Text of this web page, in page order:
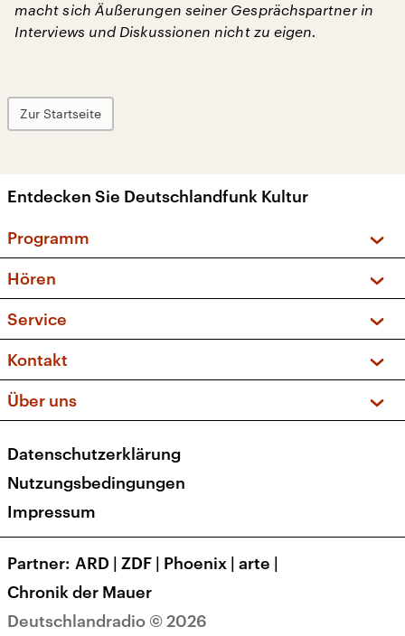
macht sich Äußerungen seiner Gesprächspartner in
Interviews und Diskussionen nicht zu eigen.
Zur Startseite
Entdecken Sie Deutschlandfunk Kultur
Programm
Sendungen und Podcasts
Musikliste
Kakadu – Das Kinderprogramm
Hören
Frequenzen (UKW + DAB+)
Service
FAQ
Apps
Newsletter
Veranstaltungen
Kontakt
Social Media
Über uns
Presse
Karriere
Transparenz
Deutschlandradio © 2026
Datenschutzerklärung
Nutzungsbedingungen
Impressum
Partner ARD | ZDF | Phoenix | arte |
Chronik der Mauer